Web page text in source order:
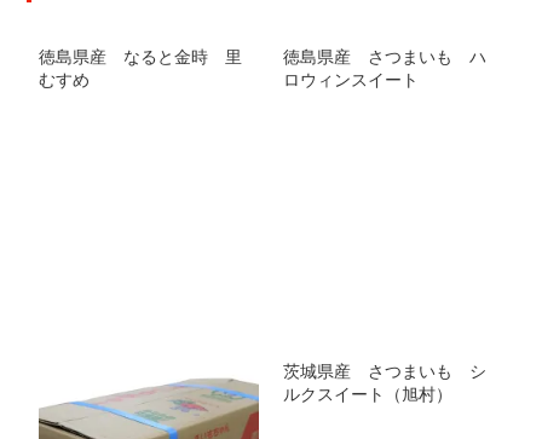
徳島県産 なると金時 里
むすめ
徳島県産 さつまいも ハ
ロウィンスイート
茨城県産 さつまいも シ
ルクスイート（旭村）